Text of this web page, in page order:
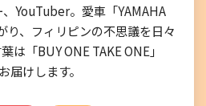
YouTuber。愛車「YAMAHA
り、フィリピンの不思議を日々
は「BUY ONE TAKE ONE」
けします。